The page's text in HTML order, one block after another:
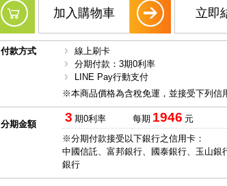
加入購物車 立即
付款方式
線上刷卡
分期付款：3期0利率
LINE Pay行動支付
※本商品價格為含稅免運，並接受下列信
分期金額 3 期0利率 每期 1946 元
※分期付款接受以下銀行之信用卡：
中國信託、富邦銀行、國泰銀行、玉山
銀行